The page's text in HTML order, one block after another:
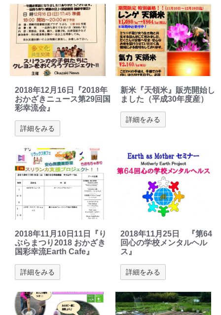
2018年12月16日『2018年
おかざきニュース第29回国
彩幸流会』
詳細をみる
新米『天領米』販売開始し
ました（平成30年度産）
詳細をみる
2018年11月10日11日『り
ぶらまつり2018 おかざき
国彩幸流Earth Cafe』
詳細をみる
2018年11月25日 『第64
回心の学校メンタルヘル
ス』
詳細をみる